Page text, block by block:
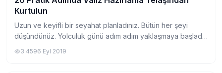
Kurtulun
Uzun ve keyifli bir seyahat planladınız. Bütün her şeyi
düşündünüz. Yolculuk günü adım adım yaklaşmaya başladı.
başladı. Dönenler artmaya, hız...
3.4596 Eyl 2019